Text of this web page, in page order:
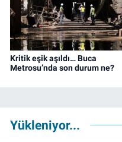
Kritik eşik aşıldı… Buca
Metrosu’nda son durum ne?
Yükleniyor...